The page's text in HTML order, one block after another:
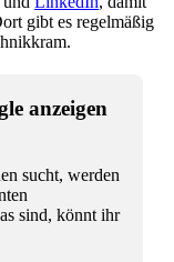
gibt es regelmäßig
anzeigen
sucht, werden
sind, könnt ihr